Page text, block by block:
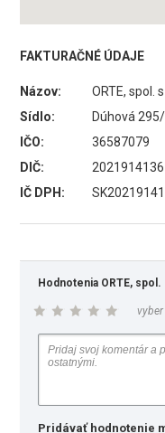
FAKTURAČNÉ ÚDAJE
Názov:
ORTE, spol. s
Sídlo:
Dúhová
IČO:
36587079
DIČ:
2021914136
IČ DPH:
Hodnotenia ORTE, spol.
Pridávať hodnotenie